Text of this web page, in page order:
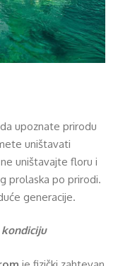
upoznate prirodu
uništavati
uništavajte floru i
prolaska po prirodi.
generacije.